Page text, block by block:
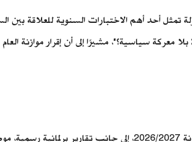
تمثل أحد أهم الاختبارات السنوية للعلاقة
عنوان "برلمان تحت سقف الدين، كيف مرّت موازنة 2026/2027 بلا معركة